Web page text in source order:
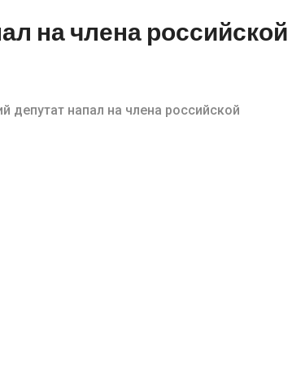
на члена российской
депутат напал на члена российской